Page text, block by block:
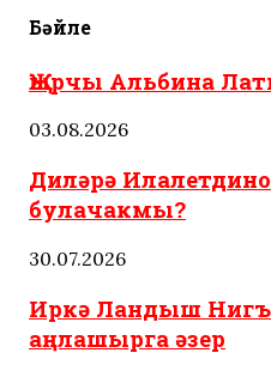
Бәйле
Җырчы Альбина
03.08.2026
Диләрә
булачакмы?
30.07.2026
Иркә Ландыш
аңлашырга әзер